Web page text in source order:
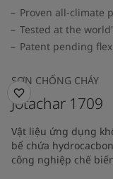
Proven all-climate
Tested at the
Patent pending
SƠN CHỐNG CHÁY
Jotachar 1709
Vật liệu ứng dụng
bể chứa
công nghiệp chế